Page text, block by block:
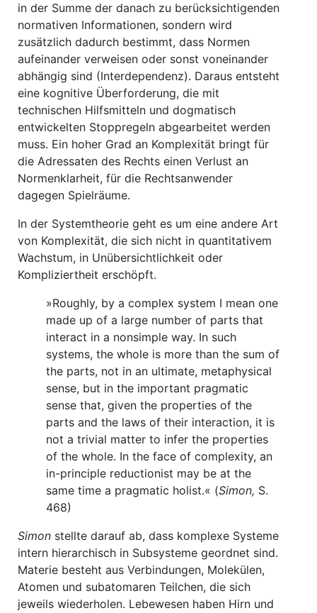
in der Summe der danach zu berücksichtigenden
normativen Informationen, sondern wird
zusätzlich dadurch bestimmt, dass Normen
aufeinander verweisen oder sonst voneinander
abhängig sind (Interdependenz). Daraus entsteht
eine kognitive Überforderung, die mit
technischen Hilfsmitteln und dogmatisch
entwickelten Stoppregeln abgearbeitet werden
muss. Ein hoher Grad an Komplexität bringt für
die Adressaten des Rechts einen Verlust an
Normenklarheit, für die Rechtsanwender
dagegen Spielräume.
In der Systemtheorie geht es um eine andere Art
von Komplexität, die sich nicht in quantitativem
Wachstum, in Unübersichtlichkeit oder
Kompliziertheit erschöpft.
»Roughly, by a complex system I mean one
made up of a large number of parts that
interact in a nonsimple way. In such
systems, the whole is more than the sum of
the parts, not in an ultimate, metaphysical
sense, but in the important pragmatic
sense that, given the properties of the
parts and the laws of their interaction, it is
not a trivial matter to infer the properties
of the whole. In the face of complexity, an
in-principle reductionist may be at the
same time a pragmatic holist.« (Simon, S.
468)
Simon stellte darauf ab, dass komplexe Systeme
intern hierarchisch in Subsysteme geordnet sind.
Materie besteht aus Verbindungen, Molekülen,
Atomen und subatomaren Teilchen, die sich
jeweils wiederholen. Lebewesen haben Hirn und